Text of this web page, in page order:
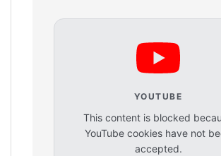
YOUTUBE
This content is blocked
YouTube cookies have not
accepted.